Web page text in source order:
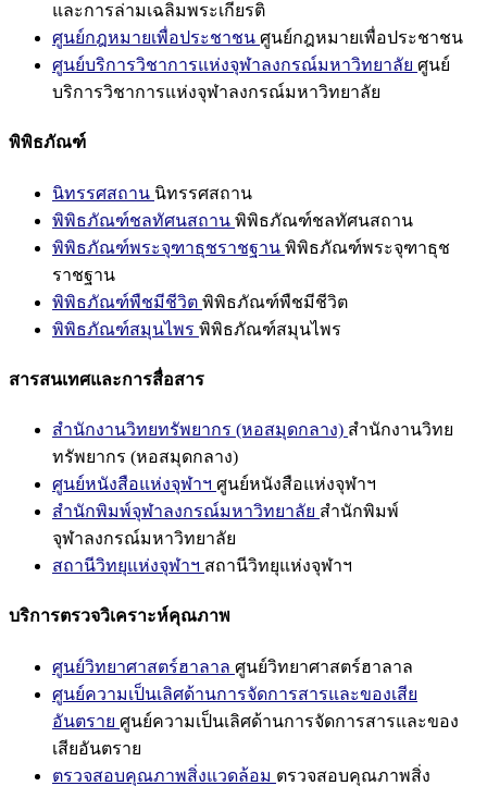
และการล่ามเฉลิมพระเกียรติ
ศูนย์กฎหมายเพื่อประชาชน ศูนย์กฎหมายเพื่อประชาชน
ศูนย์บริการวิชาการแห่งจุฬาลงกรณ์มหาวิทยาลัย ศูนย์
บริการวิชาการแห่งจุฬาลงกรณ์มหาวิทยาลัย
พิพิธภัณฑ์
นิทรรศสถาน นิทรรศสถาน
พิพิธภัณฑ์ชลทัศนสถาน พิพิธภัณฑ์ชลทัศนสถาน
พิพิธภัณฑ์พระจุฑาธุชราชฐาน พิพิธภัณฑ์พระจุฑาธุช
ราชฐาน
พิพิธภัณฑ์พืชมีชีวิต พิพิธภัณฑ์พืชมีชีวิต
พิพิธภัณฑ์สมุนไพร พิพิธภัณฑ์สมุนไพร
สารสนเทศและการสื่อสาร
สำนักงานวิทยทรัพยากร (หอสมุดกลาง) สำนักงานวิทย
ทรัพยากร (หอสมุดกลาง)
ศูนย์หนังสือแห่งจุฬาฯ ศูนย์หนังสือแห่งจุฬาฯ
สำนักพิมพ์จุฬาลงกรณ์มหาวิทยาลัย สำนักพิมพ์
จุฬาลงกรณ์มหาวิทยาลัย
สถานีวิทยุแห่งจุฬาฯ สถานีวิทยุแห่งจุฬาฯ
บริการตรวจวิเคราะห์คุณภาพ
ศูนย์วิทยาศาสตร์ฮาลาล ศูนย์วิทยาศาสตร์ฮาลาล
ศูนย์ความเป็นเลิศด้านการจัดการสารและของเสีย
อันตราย ศูนย์ความเป็นเลิศด้านการจัดการสารและของ
เสียอันตราย
ตรวจสอบคุณภาพสิ่งแวดล้อม ตรวจสอบคุณภาพสิ่ง